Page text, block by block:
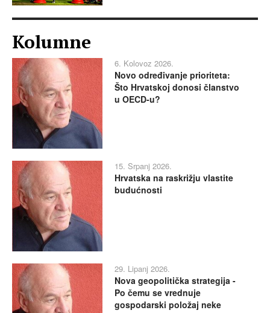
Kolumne
6. Kolovoz 2026.
Novo određivanje prioriteta:
Što Hrvatskoj donosi članstvo
u OECD-u?
15. Srpanj 2026.
Hrvatska na raskrižju vlastite
budućnosti
29. Lipanj 2026.
Nova geopolitička strategija -
Po čemu se vrednuje
gospodarski položaj neke